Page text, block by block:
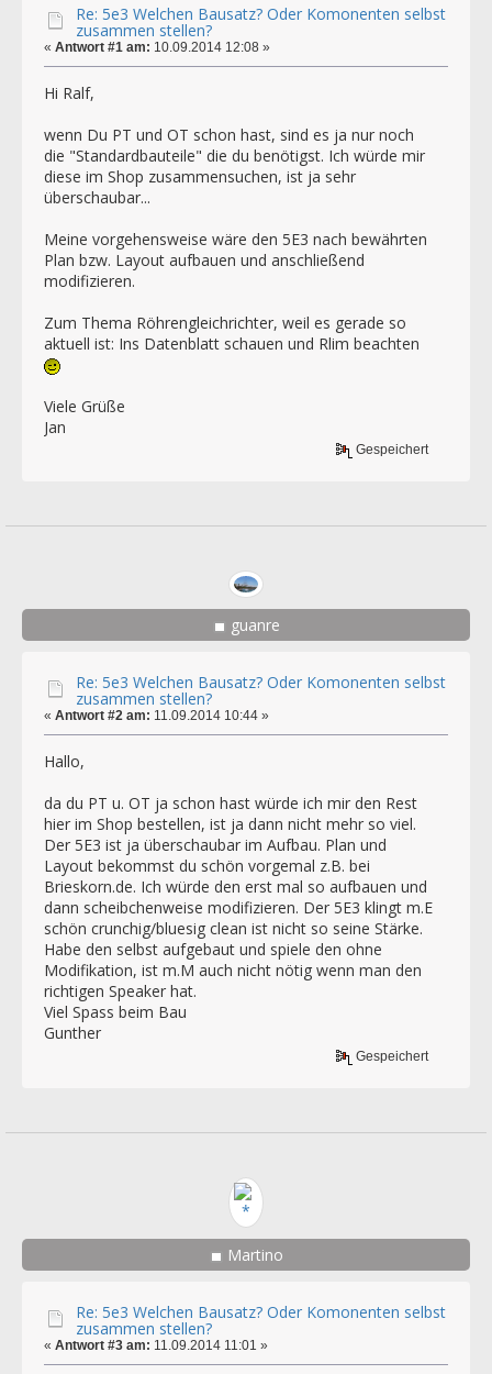
Re: 5e3 Welchen Bausatz? Oder Komonenten selbst
zusammen stellen?
« Antwort #1 am: 10.09.2014 12:08 »
Hi Ralf,
wenn Du PT und OT schon hast, sind es ja nur noch
die "Standardbauteile" die du benötigst. Ich würde mir
diese im Shop zusammensuchen, ist ja sehr
überschaubar...
Meine vorgehensweise wäre den 5E3 nach bewährten
Plan bzw. Layout aufbauen und anschließend
modifizieren.
Zum Thema Röhrengleichrichter, weil es gerade so
aktuell ist: Ins Datenblatt schauen und Rlim beachten
Viele Grüße
Jan
Gespeichert
guanre
Re: 5e3 Welchen Bausatz? Oder Komonenten selbst
zusammen stellen?
« Antwort #2 am: 11.09.2014 10:44 »
Hallo,
da du PT u. OT ja schon hast würde ich mir den Rest
hier im Shop bestellen, ist ja dann nicht mehr so viel.
Der 5E3 ist ja überschaubar im Aufbau. Plan und
Layout bekommst du schön vorgemal z.B. bei
Brieskorn.de. Ich würde den erst mal so aufbauen und
dann scheibchenweise modifizieren. Der 5E3 klingt m.E
schön crunchig/bluesig clean ist nicht so seine Stärke.
Habe den selbst aufgebaut und spiele den ohne
Modifikation, ist m.M auch nicht nötig wenn man den
richtigen Speaker hat.
Viel Spass beim Bau
Gunther
Gespeichert
Martino
Re: 5e3 Welchen Bausatz? Oder Komonenten selbst
zusammen stellen?
« Antwort #3 am: 11.09.2014 11:01 »